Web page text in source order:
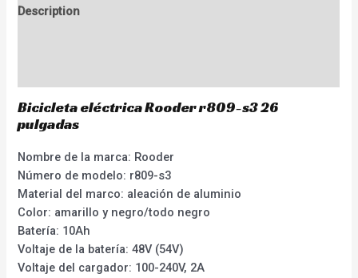
Description
Bicicleta eléctrica Rooder r809-s3 26
pulgadas
Nombre de la marca: Rooder
Número de modelo: r809-s3
Material del marco: aleación de aluminio
Color: amarillo y negro/todo negro
Batería: 10Ah
Voltaje de la batería: 48V (54V)
Voltaje del cargador: 100-240V, 2A